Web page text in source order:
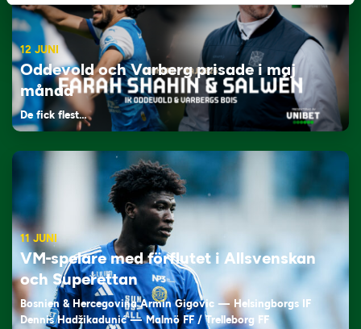
12 JUNI
Oddevold och Varberg prisade i maj
månad
De fick flest…
11 JUNI
VM-spelare med förflutet i Allsvenskan
och Superettan
Bosnien & Hercegovina Armin Gigovic — Helsingborgs IF
Dennis Hadžikadunić — Malmö FF / Trelleborg FF